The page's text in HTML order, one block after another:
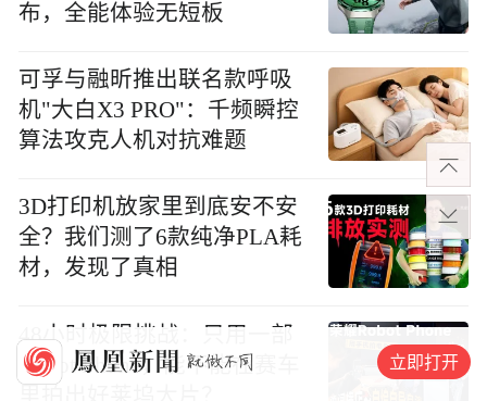
布，全能体验无短板
可孚与融昕推出联名款呼吸
机"大白X3 PRO"：千频瞬控
算法攻克人机对抗难题
3D打印机放家里到底安不安
全？我们测了6款纯净PLA耗
材，发现了真相
48小时极限挑战：只用一部
Robot Phone，能不能在赛车
立即打开